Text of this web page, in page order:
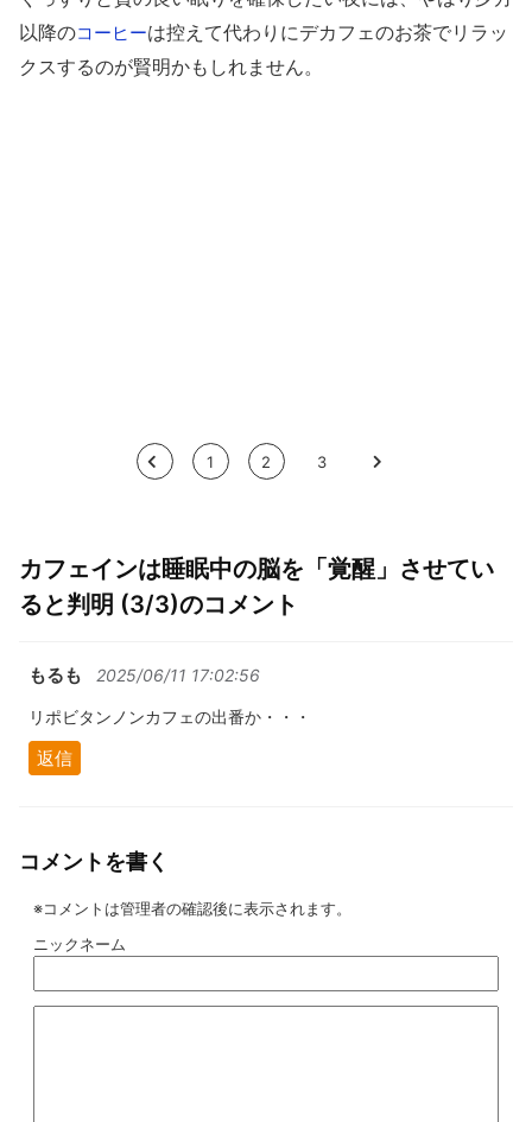
以降のコーヒーは控えて代わりにデカフェのお茶でリラッ
クスするのが賢明かもしれません。
< 1 2 3 >
カフェインは睡眠中の脳を「覚醒」させてい
ると判明 (3/3)のコメント
もるも 2025/06/11 17:02:56
リポビタンノンカフェの出番か・・・
返信
コメントを書く
※コメントは管理者の確認後に表示されます。
ニックネーム